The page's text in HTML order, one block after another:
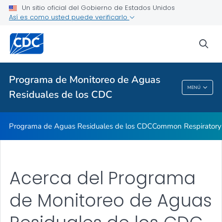
Un sitio oficial del Gobierno de Estados Unidos
Así es como usted puede verificarlo
Programa de Monitoreo de Aguas
Residuales de los CDC
MENÚ
Common Respiratory Viruses
Communication Resources
VER TODO INICIO
Programa De Monitoreo De Aguas Residuales
De Los CDC
Programa de Aguas Residuales de los CDCCommon
Acerca del Programa
de Monitoreo de Aguas